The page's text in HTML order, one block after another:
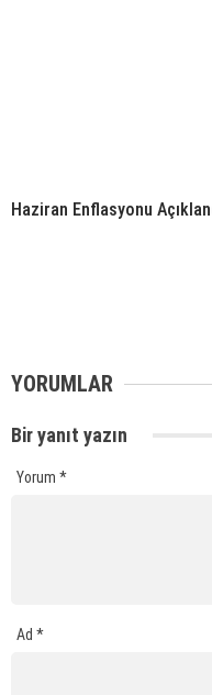
Haziran Enflasyonu
YORUMLAR
Bir yanıt yazın
Yorum *
Ad *